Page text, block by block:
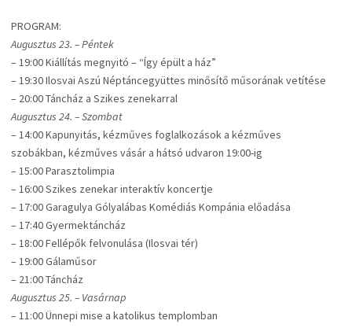
PROGRAM:
Augusztus 23. – Péntek
– 19:00 Kiállítás megnyitó – “Így épült a ház”
– 19:30 Ilosvai Aszú Néptáncegyüttes minősítő műsorának vetítése
– 20:00 Táncház a Szikes zenekarral
Augusztus 24. – Szombat
– 14:00 Kapunyitás, kézműves foglalkozások a kézműves
szobákban, kézműves vásár a hátsó udvaron 19:00-ig
– 15:00 Parasztolimpia
– 16:00 Szikes zenekar interaktív koncertje
– 17:00 Garagulya Gólyalábas Komédiás Kompánia előadása
– 17:40 Gyermektáncház
– 18:00 Fellépők felvonulása (Ilosvai tér)
– 19:00 Gálaműsor
– 21:00 Táncház
Augusztus 25. – Vasárnap
– 11:00 Ünnepi mise a katolikus templomban